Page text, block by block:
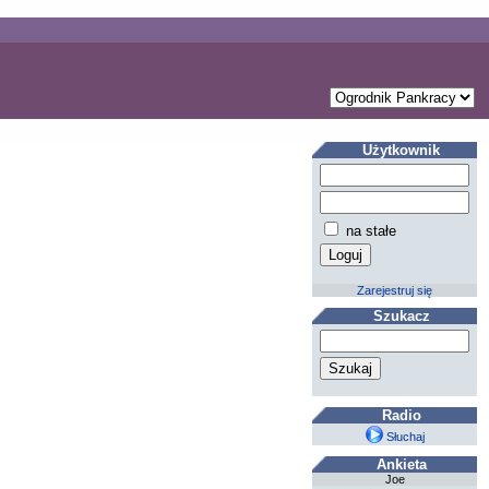
Użytkownik
na stałe
Zarejestruj się
Szukacz
Radio
Słuchaj
Ankieta
Joe